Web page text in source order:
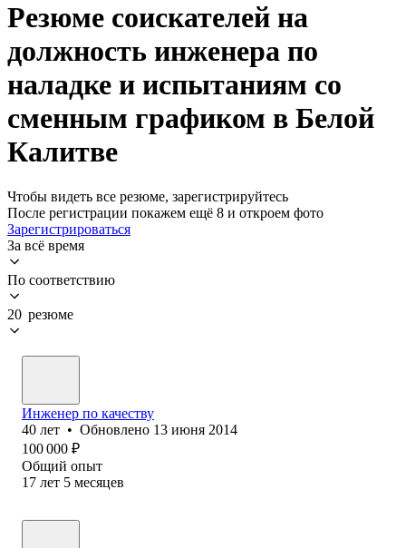
Резюме соискателей на
должность инженера по
наладке и испытаниям со
сменным графиком в Белой
Калитве
Чтобы видеть все резюме, зарегистрируйтесь
После регистрации покажем ещё 8 и откроем фото
Зарегистрироваться
За всё время
По соответствию
20 резюме
Инженер по качеству
40 лет • Обновлено 13 июня 2014
100 000 ₽
Общий опыт
17 лет 5 месяцев